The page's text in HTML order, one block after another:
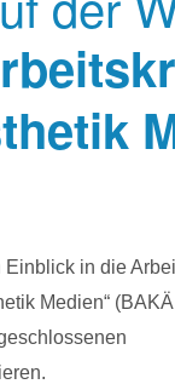
in die
Medien“